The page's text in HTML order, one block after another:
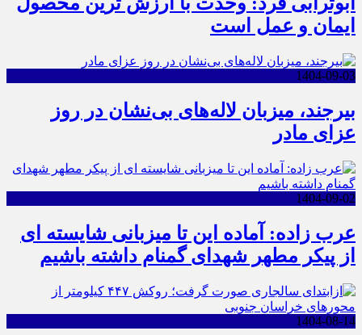
ایمان و عمل است
1404-09-03
بیرجند، میزبان لاله‌های بی‌نشان در روز
عزای مادر
1404-09-02
عرب زاده: آماده این تا میزبانی شایسته ای
از پیکر مطهر شهدای گمنام داشته باشیم
1404-08-14